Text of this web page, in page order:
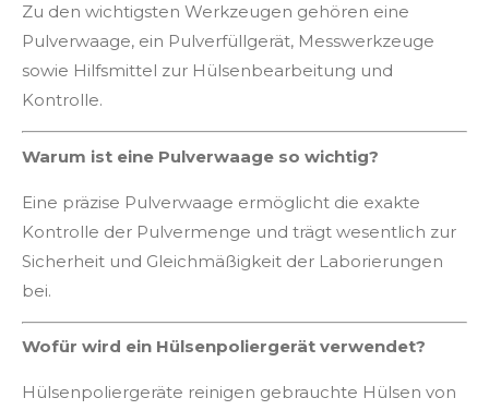
Zu den wichtigsten Werkzeugen gehören eine
Pulverwaage, ein Pulverfüllgerät, Messwerkzeuge
sowie Hilfsmittel zur Hülsenbearbeitung und
Kontrolle.
Warum ist eine Pulverwaage so wichtig?
Eine präzise Pulverwaage ermöglicht die exakte
Kontrolle der Pulvermenge und trägt wesentlich zur
Sicherheit und Gleichmäßigkeit der Laborierungen
bei.
Wofür wird ein Hülsenpoliergerät verwendet?
Hülsenpoliergeräte reinigen gebrauchte Hülsen von